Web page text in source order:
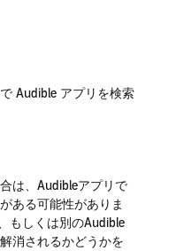
Audible アプリを検索
は、Audibleアプリで
ある可能性がありま
もしくは別のAudible
消されるかどうかを